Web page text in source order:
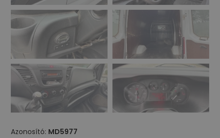
Azonosító: MD5977